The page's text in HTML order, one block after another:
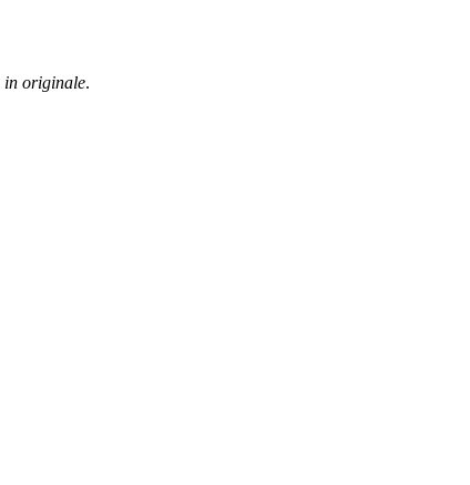
in originale.